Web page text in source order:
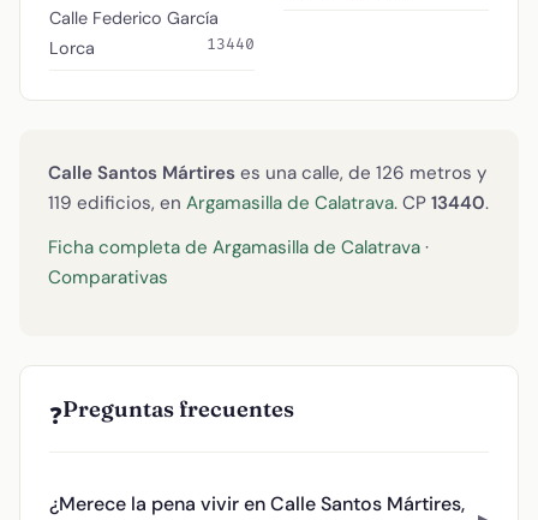
Calle Federico García
Lorca
13440
Calle Santos Mártires es una calle, de 126 metros y
119 edificios, en Argamasilla de Calatrava. CP 13440.
Ficha completa de Argamasilla de Calatrava ·
Comparativas
❓Preguntas frecuentes
¿Merece la pena vivir en Calle Santos Mártires,